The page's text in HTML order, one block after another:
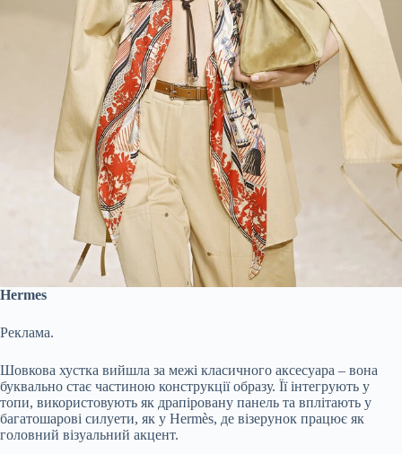
Hermes
Реклама.
Шовкова хустка вийшла за межі класичного аксесуара – вона
буквально стає частиною конструкції образу. Її інтегрують у
топи, використовують як драпіровану панель та вплітають у
багатошарові силуети, як у Hermès, де візерунок працює як
головний візуальний акцент.